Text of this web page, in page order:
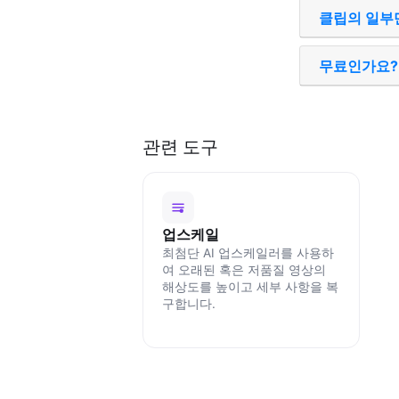
클립의 일부
무료인가요?
관련 도구
업스케일
최첨단 AI 업스케일러를 사용하
여 오래된 혹은 저품질 영상의
해상도를 높이고 세부 사항을 복
구합니다.